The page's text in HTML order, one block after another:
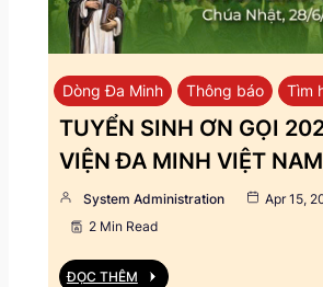
Dòng Đa Minh Thông báo Tìm
TUYỂN SINH ƠN GỌI
VIỆN ĐA MINH VIỆT NAM
System Administration
Apr 15,
2 Min Read
ĐỌC THÊM